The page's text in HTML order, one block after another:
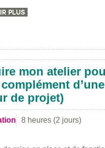
PLUS
mon atelier
de projet)
8 heures (2 jours)